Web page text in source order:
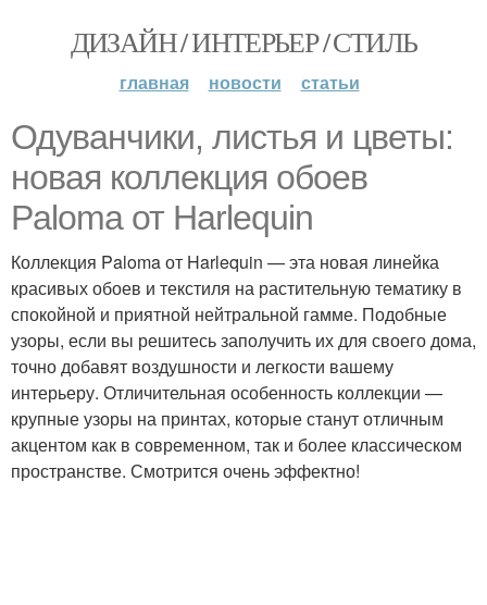
ДИЗАЙН / ИНТЕРЬЕР / СТИЛЬ
главная новости статьи
Одуванчики, листья и цветы:
новая коллекция обоев
Paloma от Harlequin
Коллекция Paloma от Harlequin — эта новая линейка
красивых обоев и текстиля на растительную тематику в
спокойной и приятной нейтральной гамме. Подобные
узоры, если вы решитесь заполучить их для своего дома,
точно добавят воздушности и легкости вашему
интерьеру. Отличительная особенность коллекции —
крупные узоры на принтах, которые станут отличным
акцентом как в современном, так и более классическом
пространстве. Смотрится очень эффектно!